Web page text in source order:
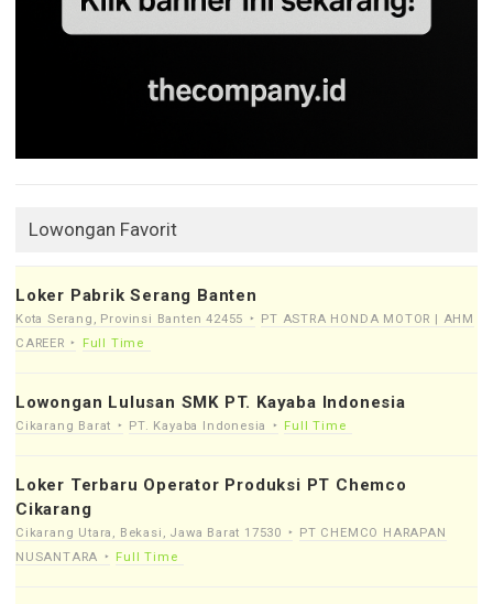
Lowongan Favorit
Loker Pabrik Serang Banten
Kota Serang, Provinsi Banten 42455
PT ASTRA HONDA MOTOR | AHM
CAREER
Full Time
Lowongan Lulusan SMK PT. Kayaba Indonesia
Cikarang Barat PT. Kayaba Indonesia Full Time
Loker Terbaru Operator Produksi PT Chemco
Cikarang
Cikarang Utara, Bekasi, Jawa Barat 17530
PT CHEMCO HARAPAN
NUSANTARA
Full Time